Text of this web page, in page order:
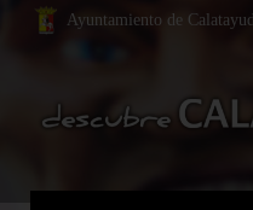
Ayuntamiento de Calatayud